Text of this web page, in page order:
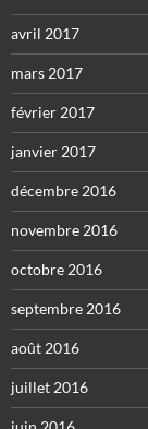
avril 2017
mars 2017
février 2017
janvier 2017
décembre 2016
novembre 2016
octobre 2016
septembre 2016
août 2016
juillet 2016